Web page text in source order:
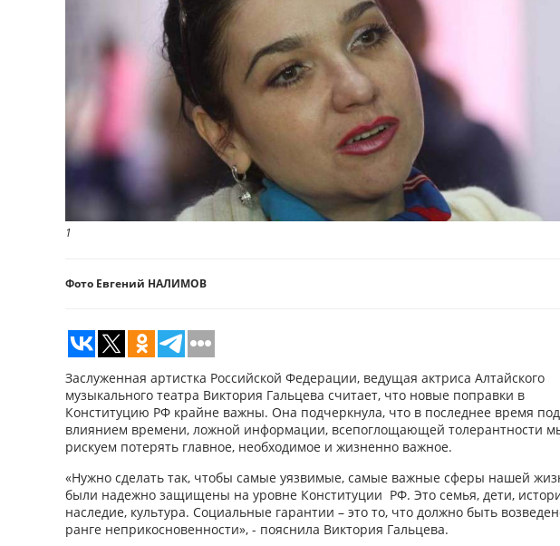
1
Фото Евгений НАЛИМОВ
Заслуженная артистка Российской Федерации, ведущая актриса Алтайского
музыкального театра Виктория Гальцева считает, что новые поправки в
Конституцию РФ крайне важны. Она подчеркнула, что в последнее время под
влиянием времени, ложной информации, всепоглощающей толерантности
рискуем потерять главное, необходимое и жизненно важное.
«Нужно сделать так, чтобы самые уязвимые, самые важные сферы нашей
были надежно защищены на уровне Конституции РФ. Это семья, дети,
наследие, культура. Социальные гарантии – это то, что должно быть
ранге неприкосновенности», - пояснила Виктория Гальцева.